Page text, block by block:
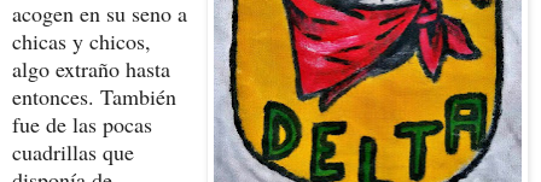
acogen en su seno a
chicas y chicos,
algo extraño hasta
entonces. También
fue de las pocas
cuadrillas que